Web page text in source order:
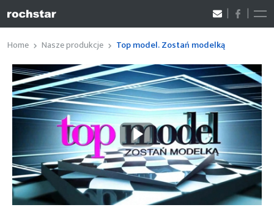
Home Nasze produkcje Top model. Zostań modelką